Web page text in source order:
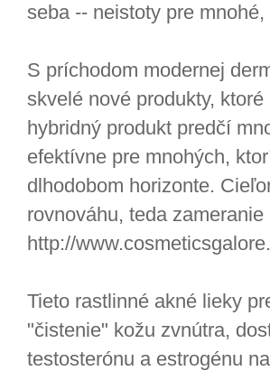
seba -- neistoty pre
S príchodom modernej
skvelé nové produkty,
hybridný produkt predčí
efektívne pre mnohých,
dlhodobom horizonte.
rovnováhu, teda
http://
Tieto rastlinné akné lieky
"čistenie" kožu zvnútra,
testosterónu a estrogénu